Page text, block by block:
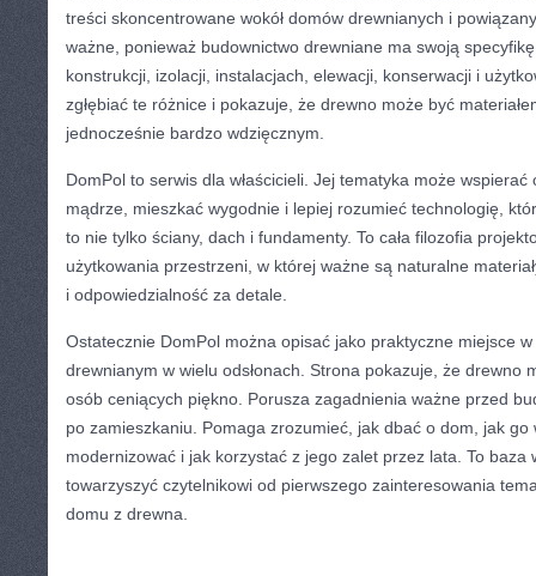
treści skoncentrowane wokół domów drewnianych i
ważne, ponieważ budownictwo drewniane ma swoją
konstrukcji, izolacji, instalacjach, elewacji, konserwacji i
zgłębiać te różnice i pokazuje, że drewno może być
jednocześnie bardzo wdzięcznym.
DomPol to serwis dla właścicieli. Jej tematyka może
mądrze, mieszkać wygodnie i lepiej rozumieć technologię,
to nie tylko ściany, dach i fundamenty. To cała filozofia
użytkowania przestrzeni, w której ważne są naturalne
i odpowiedzialność za detale.
Ostatecznie DomPol można opisać jako praktyczne miejsce
drewnianym w wielu odsłonach. Strona pokazuje, że drewno
osób ceniących piękno. Porusza zagadnienia ważne przed
po zamieszkaniu. Pomaga zrozumieć, jak dbać o dom, jak go
modernizować i jak korzystać z jego zalet przez lata. To baza
towarzyszyć czytelnikowi od pierwszego zainteresowania
domu z drewna.